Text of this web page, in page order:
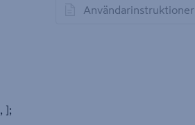
Användarinstruktioner
öppnas i en ny flik
, ];